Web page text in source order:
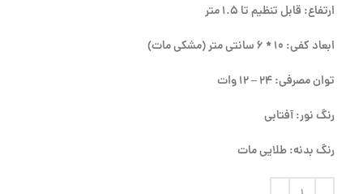
ارتفاع: قابل تنظیم تا 1.5 متر
ابعاد کفی: 10 * 6 سانتی متر (مشکی مات)
توان مصرفی: 24 – 12 وات
رنگ نور: آفتابی
رنگ بدنه: طلایی مات